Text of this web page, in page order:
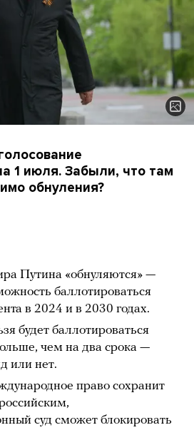
1 июля. Забыли, что там
обнуления?
Путина «обнуляются» —
баллотироваться
в 2024 и в 2030 годах.
будет баллотироваться
чем на два срока —
или нет.
право сохранит
суд сможет блокировать